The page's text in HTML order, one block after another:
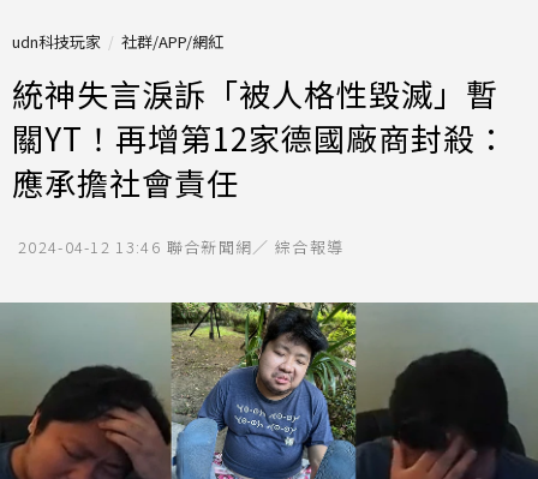
udn科技玩家 社群/APP/網紅
統神失言淚訴「被人格性毀滅」暫
關YT！再增第12家德國廠商封殺：
應承擔社會責任
2024-04-12 13:46 聯合新聞網／ 綜合報導